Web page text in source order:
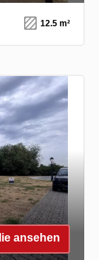
12.5 m²
ansehen